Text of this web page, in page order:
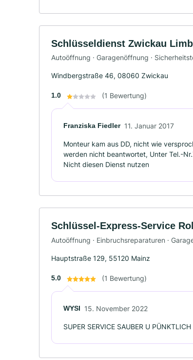
Schlüsseldienst Zwickau
Autoöffnung · Garagenöffnung ·
Windbergstraße 46, 08060 Zwickau
1.0 (1 Bewertung)
Franziska Fiedler 11. Januar 2017
Monteur kam aus DD, nicht wie
werden nicht beantwortet, Unter Tel.-
Nicht diesen Dienst nutzen
Schlüssel-Express-Service
Autoöffnung · Einbruchsreparaturen ·
Hauptstraße 129, 55120 Mainz
5.0 (1 Bewertung)
WYSI 15. November 2022
SUPER SERVICE SAUBER U PÜNKTLICH